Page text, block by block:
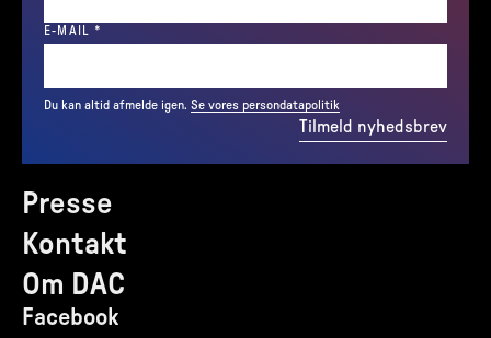
Presse
Kontakt
Om DAC
Facebook
E-MAIL *
Du kan altid afmelde igen. Se vores persondatapolitik
Tilmeld nyhedsbrev